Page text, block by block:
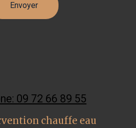
09 72 66 89 55
chauffe eau